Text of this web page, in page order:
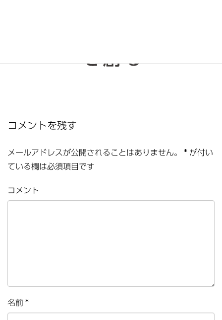
コメントを残す
メールアドレスが公開されることはありません。 * が付い
ている欄は必須項目です
コメント
名前 *